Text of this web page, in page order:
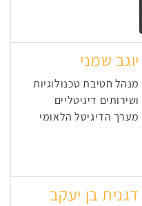
יוגב שמני
מנהל חטיבת טכנולוגיות
ושירותים דיגיטליים
מערך הדיגיטל הלאומי
דגנית בן יעקב